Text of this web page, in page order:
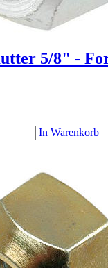
5/8" -
In Warenkorb